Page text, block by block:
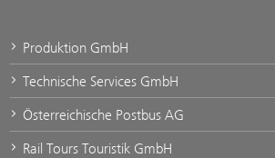
Produktion GmbH
Technische Services GmbH
Österreichische Postbus AG
Rail Tours Touristik GmbH